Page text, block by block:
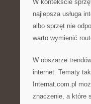
W kontekście
najlepsza usługa
albo sprzęt nie
warto wymienić
W obszarze
internet. Tematy
Internat.com.pl
znaczenie, a które